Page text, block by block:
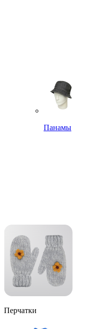
Панамы
Перчатки